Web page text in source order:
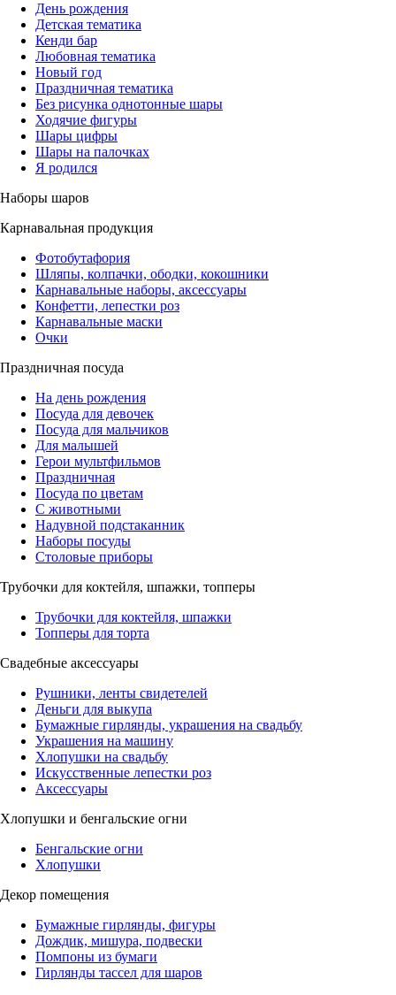
День рождения
Детская тематика
Кенди бар
Любовная тематика
Новый год
Праздничная тематика
Без рисунка однотонные шары
Ходячие фигуры
Шары цифры
Шары на палочках
Я родился
Наборы шаров
Карнавальная продукция
Фотобутафория
Шляпы, колпачки, ободки, кокошники
Карнавальные наборы, аксессуары
Конфетти, лепестки роз
Карнавальные маски
Очки
Праздничная посуда
На день рождения
Посуда для девочек
Посуда для мальчиков
Для малышей
Герои мультфильмов
Праздничная
Посуда по цветам
С животными
Надувной подстаканник
Наборы посуды
Столовые приборы
Трубочки для коктейля, шпажки, топперы
Трубочки для коктейля, шпажки
Топперы для торта
Свадебные аксессуары
Рушники, ленты свидетелей
Деньги для выкупа
Бумажные гирлянды, украшения на свадьбу
Украшения на машину
Хлопушки на свадьбу
Искусственные лепестки роз
Аксессуары
Хлопушки и бенгальские огни
Бенгальские огни
Хлопушки
Декор помещения
Бумажные гирлянды, фигуры
Дождик, мишура, подвески
Помпоны из бумаги
Гирлянды тассел для шаров